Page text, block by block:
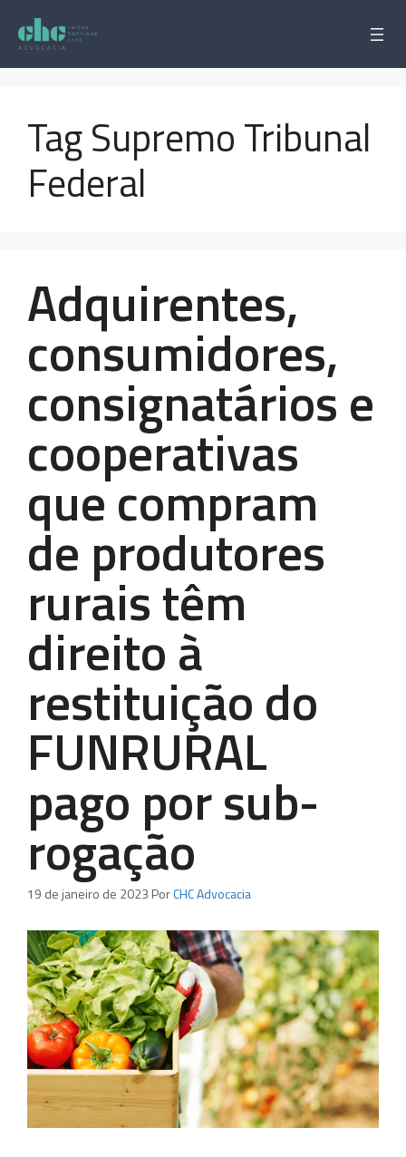
para
conteúdo
Tag Supremo Tribunal
Federal
Adquirentes,
consumidores,
consignatários e
cooperativas
que compram
de produtores
rurais têm
direito à
restituição do
FUNRURAL
pago por sub-
rogação
19 de janeiro de 2023 PorCHC Advocacia